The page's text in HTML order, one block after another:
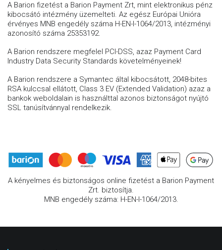
A Barion fizetést a Barion Payment Zrt, mint elektronikus pénz
kibocsátó intézmény üzemelteti. Az egész Európai Unióra
érvényes MNB engedély száma H-EN-I-1064/2013, intézményi
azonosító száma 25353192.
A Barion rendszere megfelel PCI-DSS, azaz Payment Card
Industry Data Security Standards követelményeinek!
A Barion rendszere a Symantec által kibocsátott, 2048-bites
RSA kulccsal ellátott, Class 3 EV (Extended Validation) azaz a
bankok weboldalain is használttal azonos biztonságot nyújtó
SSL tanúsítvánnyal rendelkezik.
A kényelmes és biztonságos online fizetést a Barion Payment
Zrt. biztosítja.
MNB engedély száma: H-EN-I-1064/2013.